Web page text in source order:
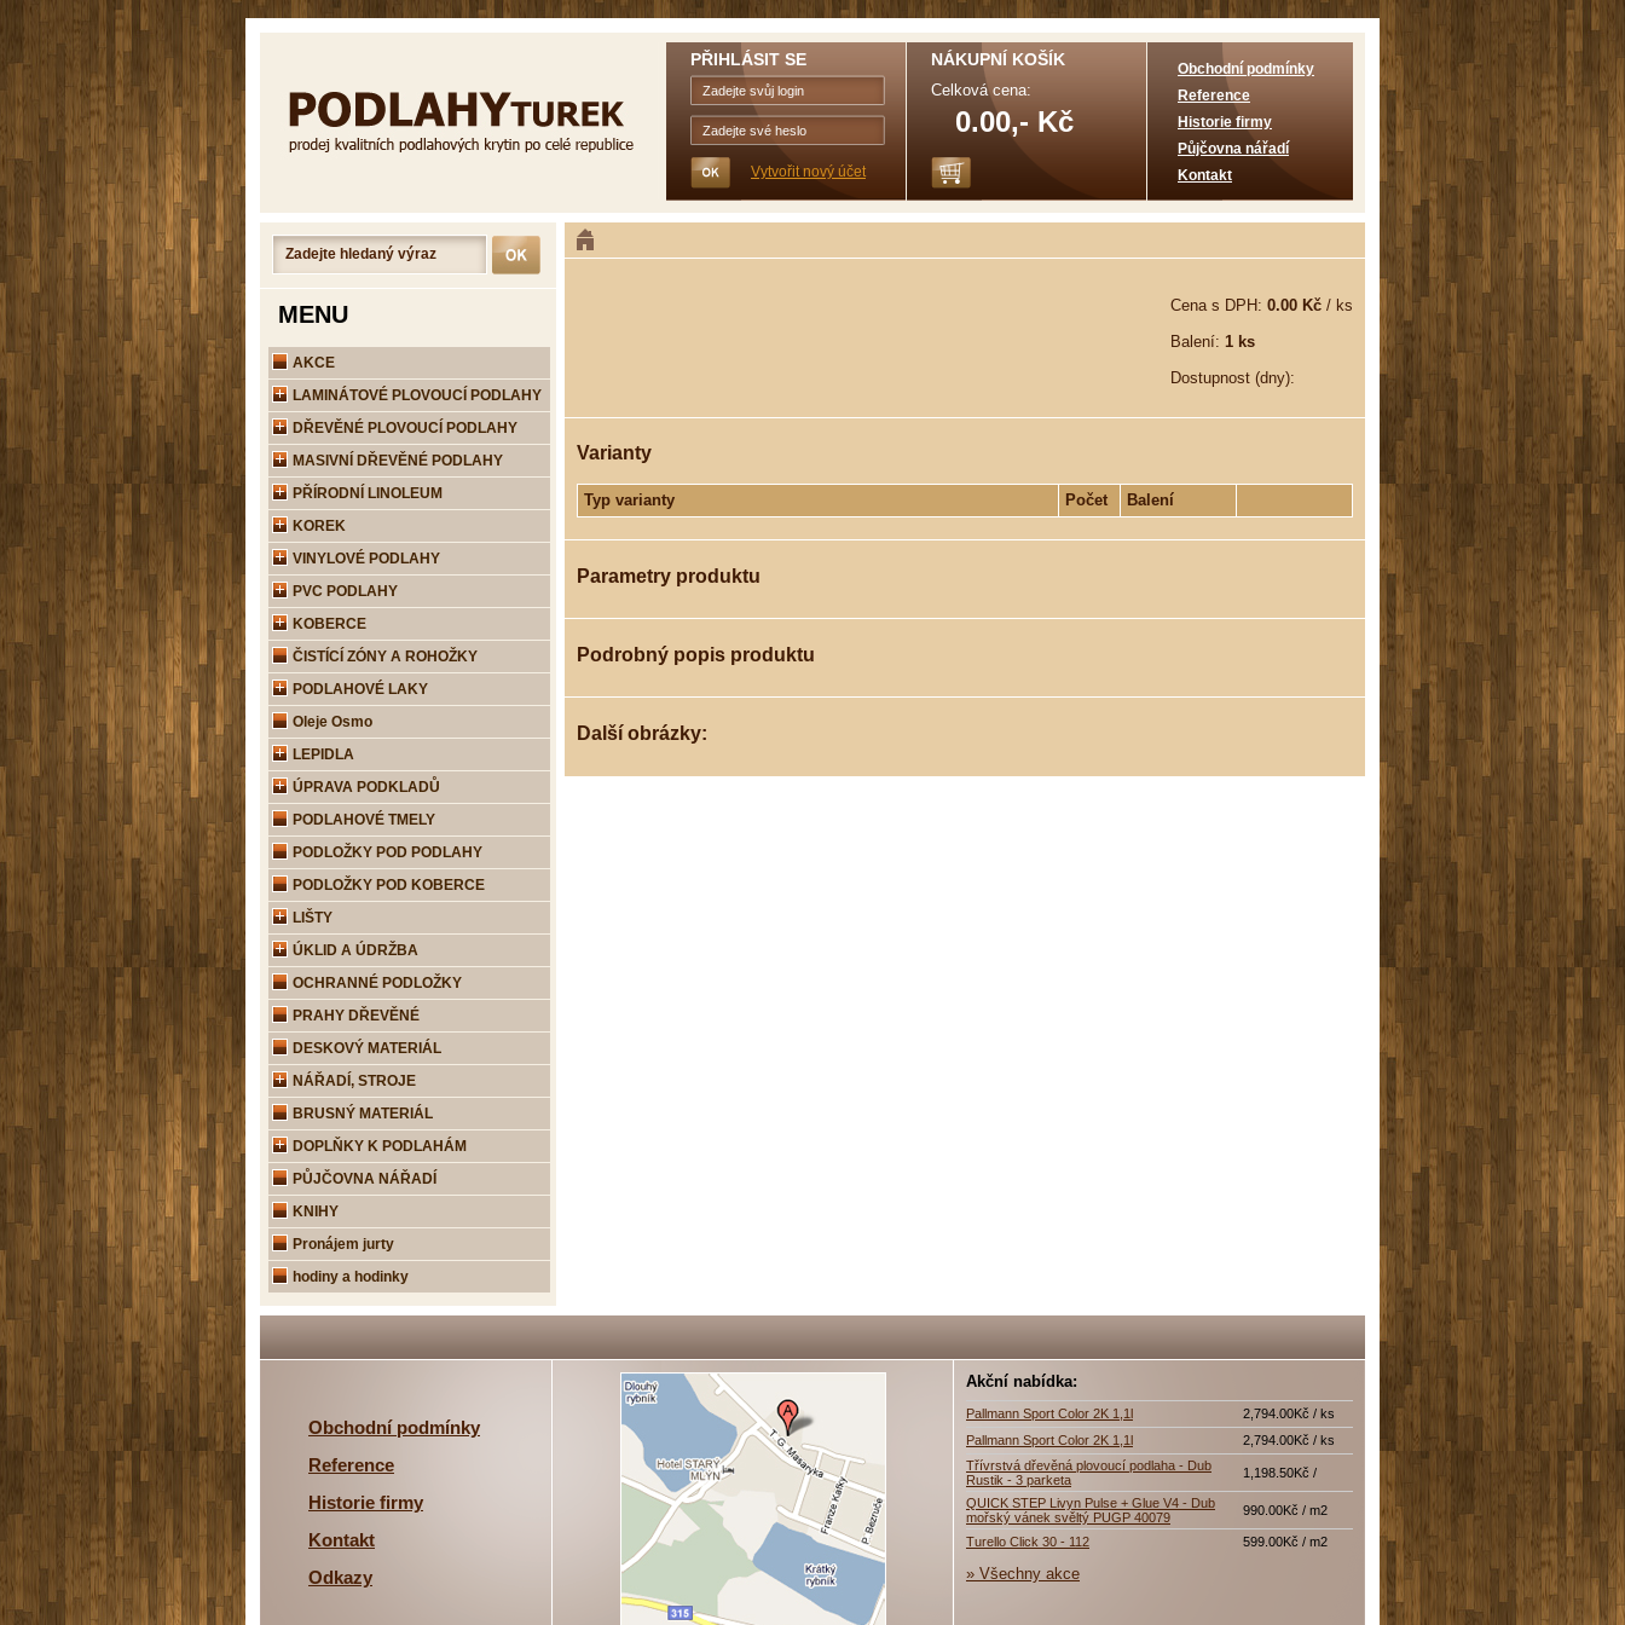
Cena s DPH: 0.00 Kč / ks
Balení: 1 ks
Dostupnost (dny):
Varianty
Typ varianty Počet Balení
Parametry produktu
Podrobný popis produktu
Další obrázky:
PŘIHLÁSIT SE
Vytvořit nový účet
NÁKUPNÍ KOŠÍK
Celková cena:
0.00,- Kč
Obchodní podmínky
Reference
Historie firmy
Půjčovna nářadí
Kontakt
MENU
AKCE
LAMINÁTOVÉ PLOVOUCÍ PODLAHY
DŘEVĚNÉ PLOVOUCÍ PODLAHY
MASIVNÍ DŘEVĚNÉ PODLAHY
PŘÍRODNÍ LINOLEUM
KOREK
VINYLOVÉ PODLAHY
PVC PODLAHY
KOBERCE
ČISTÍCÍ ZÓNY A ROHOŽKY
PODLAHOVÉ LAKY
Oleje Osmo
LEPIDLA
ÚPRAVA PODKLADŮ
PODLAHOVÉ TMELY
PODLOŽKY POD PODLAHY
PODLOŽKY POD KOBERCE
LIŠTY
ÚKLID A ÚDRŽBA
OCHRANNÉ PODLOŽKY
PRAHY DŘEVĚNÉ
DESKOVÝ MATERIÁL
NÁŘADÍ, STROJE
BRUSNÝ MATERIÁL
DOPLŇKY K PODLAHÁM
PŮJČOVNA NÁŘADÍ
KNIHY
Pronájem jurty
hodiny a hodinky
Obchodní podmínky
Reference
Historie firmy
Kontakt
Odkazy
Akční nabídka:
Pallmann Sport Color 2K 1,1l
2,794.00Kč / ks
Pallmann Sport Color 2K 1,1l
2,794.00Kč / ks
Třívrstvá dřevěná plovoucí podlaha - Dub
Rustik - 3 parketa
1,198.50Kč /
QUICK STEP Livyn Pulse + Glue V4 - Dub
mořský vánek svěltý PUGP 40079
990.00Kč / m2
Turello Click 30 - 112 599.00Kč / m2
» Všechny akce